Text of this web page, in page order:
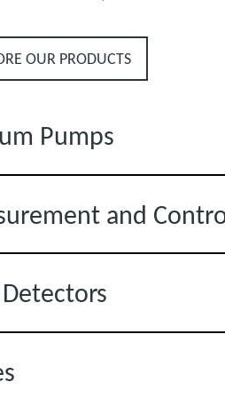
OUR PRODUCTS
Pumps
and